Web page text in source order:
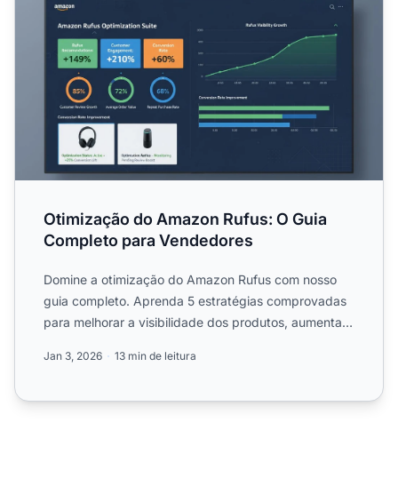
Otimização do Amazon Rufus: O Guia
Completo para Vendedores
Domine a otimização do Amazon Rufus com nosso
guia completo. Aprenda 5 estratégias comprovadas
para melhorar a visibilidade dos produtos, aumentar
Jan 3, 2026 13 min de leitura